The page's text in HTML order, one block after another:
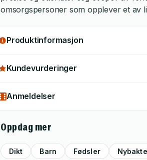
omsorgspersoner som opplever et av
Produktinformasjon
Kundevurderinger
Anmeldelser
Oppdag mer
Dikt Barn Fødsler